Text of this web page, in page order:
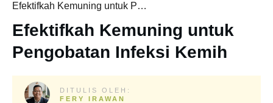
Efektifkah Kemuning untuk Pengobatan Infeksi Kemih
Efektifkah Kemuning untuk
Pengobatan Infeksi Kemih
DITULIS OLEH:
FERY IRAWAN